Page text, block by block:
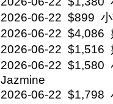
2026-06-22 $899
2026-06-22 $4,086
2026-06-22 $1,516
2026-06-22 $1,580
Jazmine
2026-06-22 $1,798